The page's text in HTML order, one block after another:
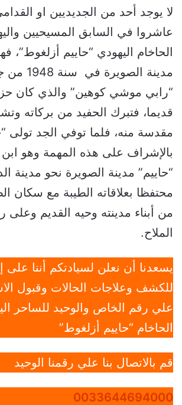
لا يوجد أحد من الجديديين او
عاشروا في السابق المسيحيين
الحاخام اليهودي “حاييم أزلغوط”،
مدينة
“رابي موشي كوهين” والذي كان
قديما، فتبرك الحفيد من بركاته
مقدسة منه، فلما توفي الجد تولى
“حاييم” مدينة الصويرة نحو مدينة
محتفظا بعلاقاته الطيبة مع سكان
من أبناء مدينته وحيه القديم وعلى
الملاح.
يسعدنا أن نعلن لسيادتكم أننا على
للكشف وعلاجات الحالات وقبول
علي رقم الخاص والوحيد للساحر
الحاخام “حاييم أزلغوط”
قم بالاتصال بنا علي رقمنا الوحيد
0033644694000